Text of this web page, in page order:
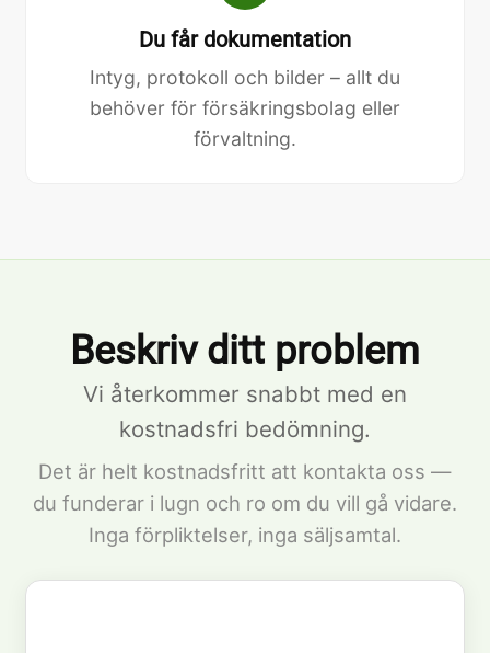
Du får dokumentation
Intyg, protokoll och bilder – allt du
behöver för försäkringsbolag eller
förvaltning.
Beskriv ditt problem
Vi återkommer snabbt med en
kostnadsfri bedömning.
Det är helt kostnadsfritt att kontakta oss —
du funderar i lugn och ro om du vill gå vidare.
Inga förpliktelser, inga säljsamtal.